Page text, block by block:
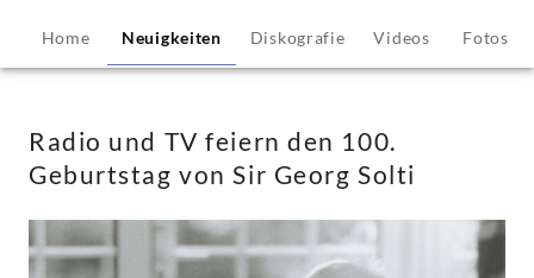
feiern
den
100.
Geburtstag
von
Home Neuigkeiten Diskografie Videos Fotos
Radio und TV feiern den 100.
Geburtstag von Sir Georg Solti